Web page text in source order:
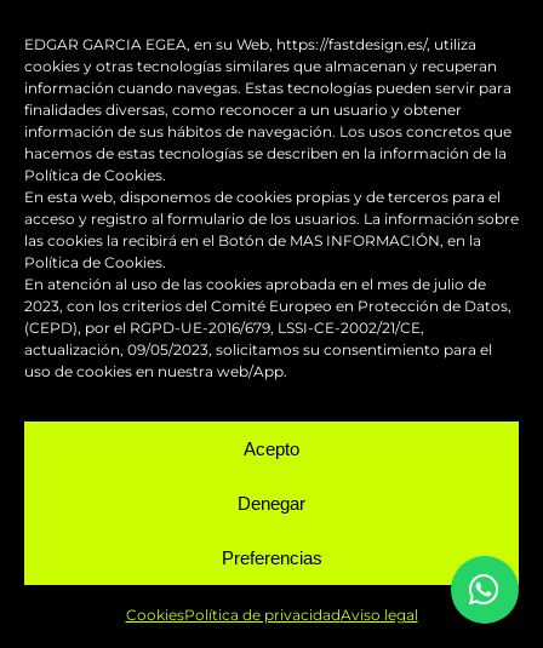
EDGAR GARCIA EGEA, en su Web, https://fastdesign.es/, utiliza
cookies y otras tecnologías similares que almacenan y recuperan
información cuando navegas. Estas tecnologías pueden servir para
finalidades diversas, como reconocer a un usuario y obtener
información de sus hábitos de navegación. Los usos concretos que
hacemos de estas tecnologías se describen en la información de la
Política de Cookies.
En esta web, disponemos de cookies propias y de terceros para el
acceso y registro al formulario de los usuarios. La información sobre
las cookies la recibirá en el Botón de MAS INFORMACIÓN, en la
Política de Cookies.
En atención al uso de las cookies aprobada en el mes de julio de
2023, con los criterios del Comité Europeo en Protección de Datos,
(CEPD), por el RGPD-UE-2016/679, LSSI-CE-2002/21/CE,
actualización, 09/05/2023, solicitamos su consentimiento para el
uso de cookies en nuestra web/App.
Acepto
Denegar
Preferencias
CookiesPolítica de privacidadAviso legal
BLOG
Los accesorios de moto personalizados
Guía de supervivencia: qué hacer con tu
¿Qué es y para qué sirve el carenado de
una moto?